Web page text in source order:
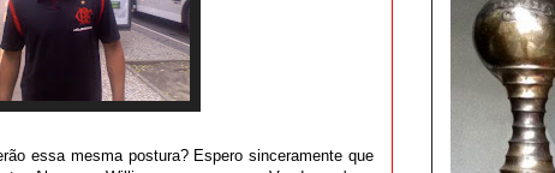
essa mesma postura? Espero sinceramente que